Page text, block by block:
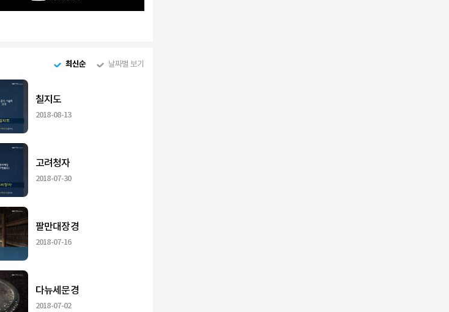
최신순 날짜별 보기
칠지도
2018-08-13
고려청자
2018-07-30
팔만대장경
2018-07-16
다뉴세문경
2018-07-02